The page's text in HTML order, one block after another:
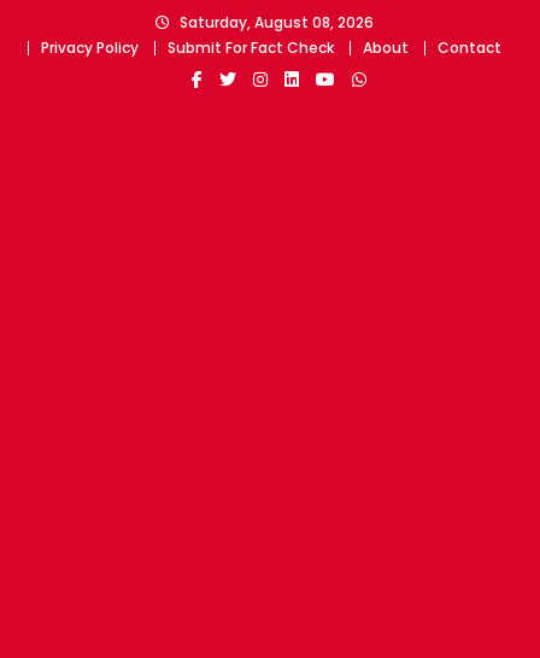
Saturday, August 08, 2026
Privacy Policy
Submit For Fact Check About Contact